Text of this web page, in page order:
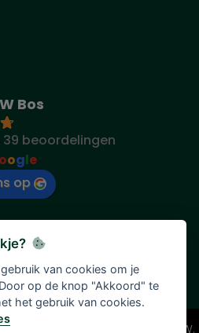
Bos
beoordelingen
oogle
op
voorbehoud en incl. 21% BTW.
van cookies om je
op de knop "Akkoord" te
het gebruik van cookies.